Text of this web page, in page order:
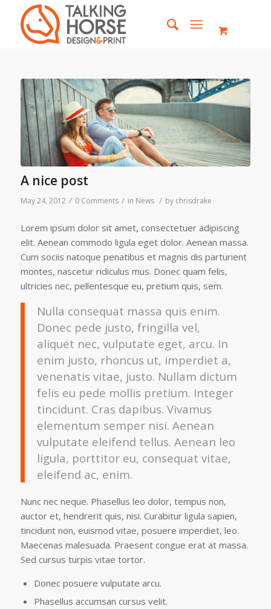
A nice post
May 24, 2012 / 0 Comments / in News / by chrisdrake
Lorem ipsum dolor sit amet, consectetuer adipiscing
elit. Aenean commodo ligula eget dolor. Aenean massa.
Cum sociis natoque penatibus et magnis dis parturient
montes, nascetur ridiculus mus. Donec quam felis,
ultricies nec, pellentesque eu, pretium quis, sem.
Nulla consequat massa quis enim.
Donec pede justo, fringilla vel,
aliquet nec, vulputate eget, arcu. In
enim justo, rhoncus ut, imperdiet a,
venenatis vitae, justo. Nullam dictum
felis eu pede mollis pretium. Integer
tincidunt. Cras dapibus. Vivamus
elementum semper nisi. Aenean
vulputate eleifend tellus. Aenean leo
ligula, porttitor eu, consequat vitae,
eleifend ac, enim.
Nunc nec neque. Phasellus leo dolor, tempus non,
auctor et, hendrerit quis, nisi. Curabitur ligula sapien,
tincidunt non, euismod vitae, posuere imperdiet, leo.
Maecenas malesuada. Praesent congue erat at massa.
Sed cursus turpis vitae tortor.
Donec posuere vulputate arcu.
Phasellus accumsan cursus velit.